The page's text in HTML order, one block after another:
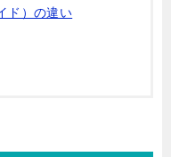
ド）の違い